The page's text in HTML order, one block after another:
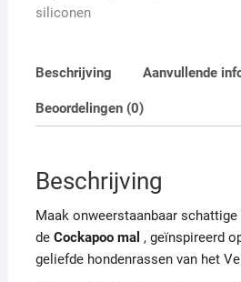
siliconen
Beschrijving Aanvullende
Beoordelingen (0)
Beschrijving
Maak onweerstaanbaar
de Cockapoo mal , geïnspireerd
geliefde hondenrassen van het